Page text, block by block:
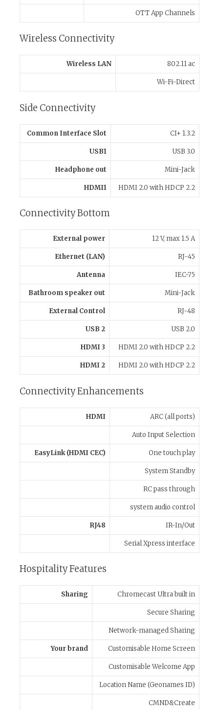
OTT App Channels
Wireless Connectivity
Wireless LAN 802.11 ac
Wi-Fi-Direct
Side Connectivity
Common Interface Slot CI+ 1.3.2
USB1 USB 3.0
Headphone out Mini-Jack
HDMI1 HDMI 2.0 with HDCP 2.2
Connectivity Bottom
External power 12 V, max 1.5 A
Ethernet (LAN) RJ-45
Antenna IEC-75
Bathroom speaker out Mini-Jack
External Control RJ-48
USB 2 USB 2.0
HDMI 3 HDMI 2.0 with HDCP 2.2
HDMI 2 HDMI 2.0 with HDCP 2.2
Connectivity Enhancements
HDMI ARC (all ports)
Auto Input Selection
EasyLink (HDMI CEC) One touch play
System Standby
RC pass through
system audio control
RJ48 IR-In/Out
Serial Xpress interface
Hospitality Features
Sharing Chromecast Ultra built in
Secure Sharing
Network-managed Sharing
Your brand Customisable Home Screen
Customisable Welcome App
Location Name (Geonames ID)
CMND&Create